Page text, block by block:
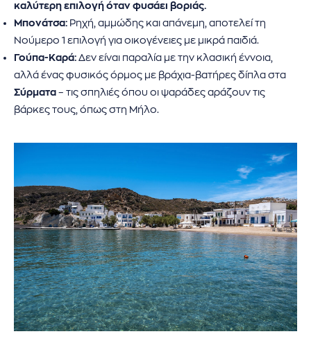
καλύτερη επιλογή όταν φυσάει βοριάς.
Μπονάτσα: Ρηχή, αμμώδης και απάνεμη, αποτελεί τη
Νούμερο 1 επιλογή για οικογένειες με μικρά παιδιά.
Γούπα-Καρά: Δεν είναι παραλία με την κλασική έννοια,
αλλά ένας φυσικός όρμος με βράχια-βατήρες δίπλα στα
Σύρματα – τις σπηλιές όπου οι ψαράδες αράζουν τις
βάρκες τους, όπως στη Μήλο.